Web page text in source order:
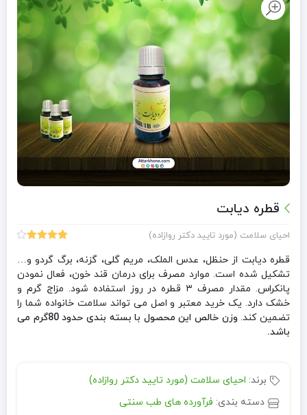
قطره دیابت
احیای سلامت (مورد تایید دکتر روازاده)
4.17
از 5
در
امتیازدهی
مشتری
قطره دیابت از حنظل، عدس الملک، مریم گلی، گزنه، برگ گردو و…
تشکیل شده است. موارد مصرف برای درمان قند خون، فعال نمودن
پانکراس. مقدار مصرف ۳ قطره در روز استفاده شود. مزاج گرم و
خشک دارد. یک خرید معتبر و اصل می تواند سلامت خانواده شما را
تضمین کند.
وزن خالص این محصول با بسته بندی حدود 80گرم می
باشد.
برند: احیای سلامت (مورد تایید دکتر روازاده)
دسته بندی: فرآورده های طب سنتی